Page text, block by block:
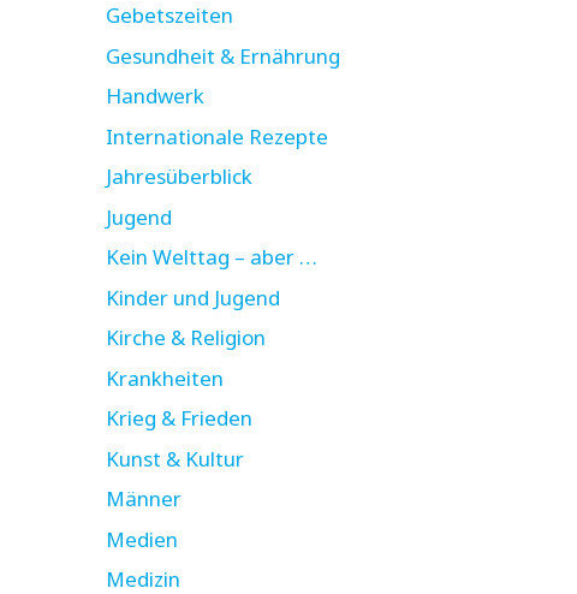
Gebetszeiten
Gesundheit & Ernährung
Handwerk
Internationale Rezepte
Jahresüberblick
Jugend
Kein Welttag – aber …
Kinder und Jugend
Kirche & Religion
Krankheiten
Krieg & Frieden
Kunst & Kultur
Männer
Medien
Medizin